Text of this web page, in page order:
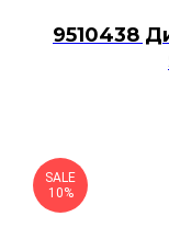
9510438
SALE
10%